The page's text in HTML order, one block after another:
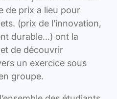
de prix a lieu pour
(prix de l’innovation,
durable…) ont la
de découvrir
un exercice sous
groupe.